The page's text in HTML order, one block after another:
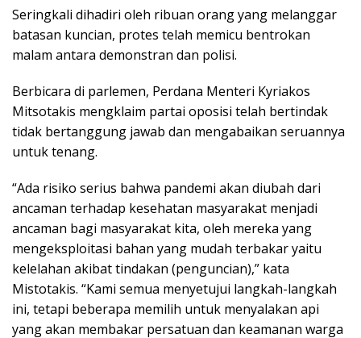
Seringkali dihadiri oleh ribuan orang yang melanggar
batasan kuncian, protes telah memicu bentrokan
malam antara demonstran dan polisi.
Berbicara di parlemen, Perdana Menteri Kyriakos
Mitsotakis mengklaim partai oposisi telah bertindak
tidak bertanggung jawab dan mengabaikan seruannya
untuk tenang.
“Ada risiko serius bahwa pandemi akan diubah dari
ancaman terhadap kesehatan masyarakat menjadi
ancaman bagi masyarakat kita, oleh mereka yang
mengeksploitasi bahan yang mudah terbakar yaitu
kelelahan akibat tindakan (penguncian),” kata
Mistotakis. “Kami semua menyetujui langkah-langkah
ini, tetapi beberapa memilih untuk menyalakan api
yang akan membakar persatuan dan keamanan warga